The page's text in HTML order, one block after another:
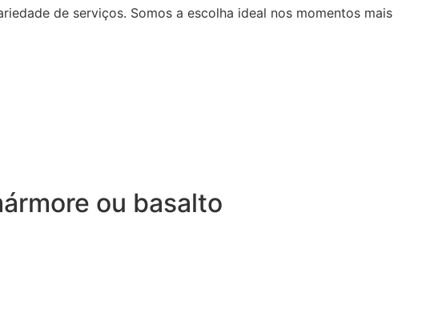
de serviços. Somos a escolha ideal nos momentos mais
ou basalto